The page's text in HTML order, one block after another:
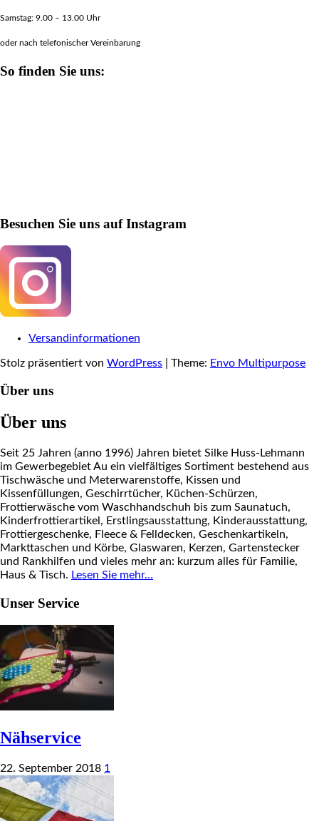
Samstag: 9.00 – 13.00 Uhr
oder nach telefonischer Vereinbarung
So finden Sie uns:
Besuchen Sie uns auf Instagram
Versandinformationen
Stolz präsentiert von WordPress Theme: Envo Multipurpose
Über uns
Über uns
Seit 25 Jahren (anno 1996) Jahren bietet Silke Huss-Lehmann
im Gewerbegebiet Au ein vielfältiges Sortiment bestehend aus
Tischwäsche und Meterwarenstoffe, Kissen und
Kissenfüllungen, Geschirrtücher, Küchen-Schürzen,
Frottierwäsche vom Waschhandschuh bis zum Saunatuch,
Kinderfrottierartikel, Erstlingsausstattung, Kinderausstattung,
Frottiergeschenke, Fleece & Felldecken, Geschenkartikeln,
Markttaschen und Körbe, Glaswaren, Kerzen, Gartenstecker
und Rankhilfen und vieles mehr an: kurzum alles für Familie,
Haus & Tisch. Lesen Sie mehr…
Unser Service
Nähservice
22. September 2018 1